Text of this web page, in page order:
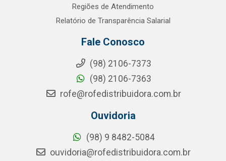
Regiões de Atendimento
Relatório de Transparência Salarial
Fale Conosco
(98) 2106-7373
(98) 2106-7363
rofe@rofedistribuidora.com.br
Ouvidoria
(98) 9 8482-5084
ouvidoria@rofedistribuidora.com.br